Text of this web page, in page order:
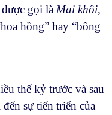
gọi là Mai khôi,
hồng” hay “bông
thế kỷ trước và sau
sự tiến triển của